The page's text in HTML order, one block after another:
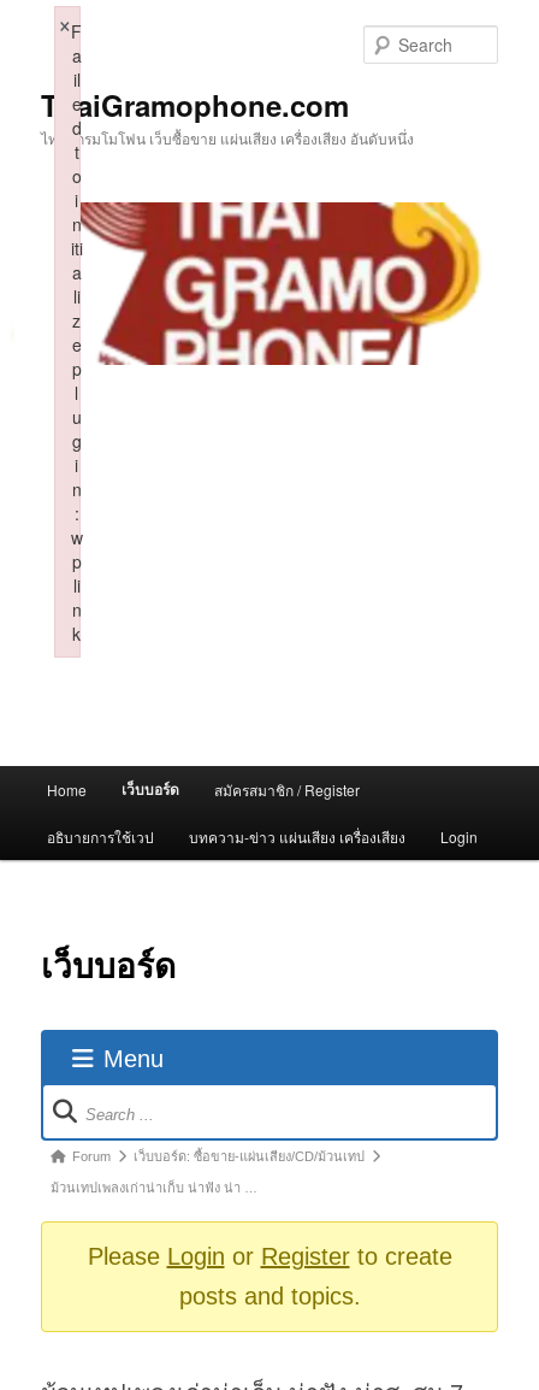
ThaiGramophone.com
ไทยแกรมโมโฟน เว็บซื้อขาย แผ่นเสียง เครื่องเสียง อันดับหนึ่ง
Home เว็บบอร์ด สมัครสมาชิก / Register
อธิบายการใช้เวป บทความ-ข่าว แผ่นเสียง เครื่องเสียง Login
เว็บบอร์ด
Menu
Forum
Navigation
Forum
breadcrumbs
Forum เว็บบอร์ด: ซื้อขาย-แผ่นเสียง/CD/ม้วนเทป
ม้วนเทปเพลงเก่าน่าเก็บ น่าฟัง น่า …
Please Login or Registerto create
posts and topics.
F
a
il
e
d
t
o
i
n
iti
a
li
z
e
p
l
u
g
i
n
:
w
p
li
n
k
×
Failed to initialize plugin: wplink